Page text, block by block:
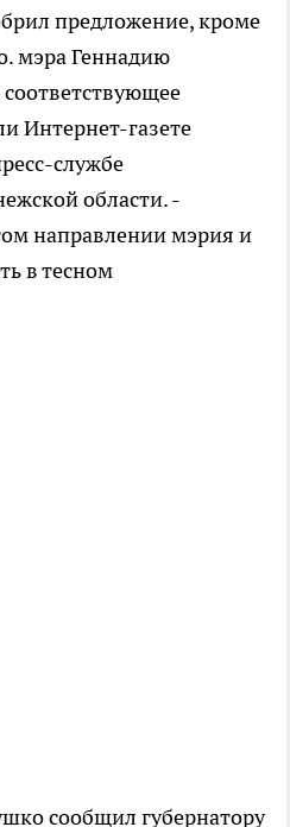
предложение, кроме
мэра Геннадию
Интернет-газете
службе
области. -
направлении мэрия и
в тесном
сообщил губернатору